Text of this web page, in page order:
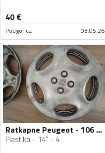
40€
Podgorica 03.05.26
Ratkapne Peugeot - 106 - 14" - 4 kom.
Plastika 14" 4